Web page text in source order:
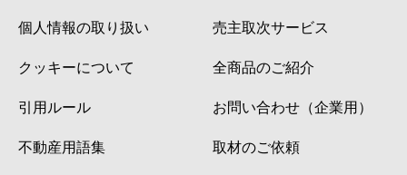
個人情報の取り扱い
クッキーについて
引用ルール
不動産用語集
売主取次サービス
全商品のご紹介
お問い合わせ（企業用）
取材のご依頼